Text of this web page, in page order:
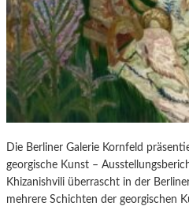
Die Berliner Galerie Kornfeld
georgische Kunst –
Khizanishvili überrascht in der
mehrere Schichten der georgischen